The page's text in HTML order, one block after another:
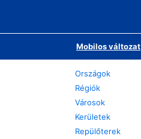
Mobilos változat
Országok
Régiók
Városok
Kerületek
Repülőterek